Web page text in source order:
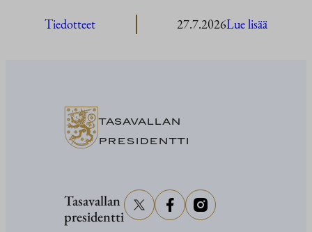
Tiedotteet 27.7.2026Lue lisää
TASAVALLAN
PRESIDENTTI
Tasavallan
presidentti